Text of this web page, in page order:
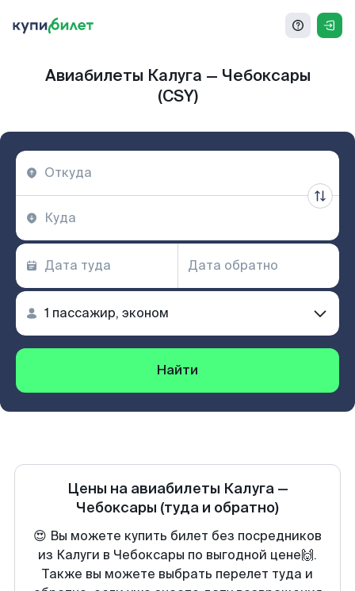
Авиабилеты Калуга — Чебоксары
(CSY)
Найти
Цены на авиабилеты Калуга—
Чебоксары (туда и обратно)
😍 Вы можете купить билет без посредников
из Калуги в Чебоксары по выгодной цене🙌.
Также вы можете выбрать перелет туда и